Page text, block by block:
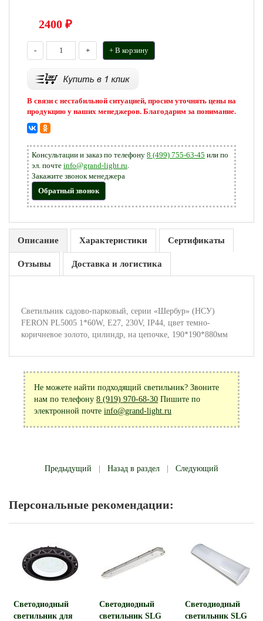
2400 ₽
- + + В корзину
В связи с нестабильной ситуацией, просим уточнять цены на
продукцию у наших менеджеров. Благодарим за понимание.
Консультации и заказ по телефону 8 (499) 755-63-45 или по
эл. почте info@grand-light.ru.
Закажите звонок менеджера
Обратный звонок
Описание Характеристики Сертификаты
Отзывы Доставка и логистика
Светильник садово-парковый, серии «Шербур» (НСУ)
FERON PL5005 1*60W, E27, 230V, IP44, цвет темно-
коричневое золото, цилиндр, на цепочке, 190*190*880мм
Не можете найти подходящий светильник? Звоните
нам по телефону 8 (919) 970-68-30 Пишите по
электронной почте info@grand-light.ru
Предыдущий Назад в раздел Следующий
Персональные рекомендации:
Светодиодный
светильник для
Светодиодный
светильник SLG
Светодиодный
светильник SLG